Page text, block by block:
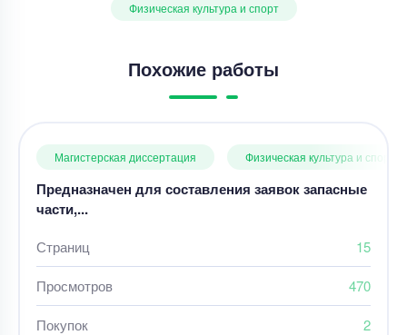
Физическая культура и спорт
Похожие работы
Магистерская диссертация Физическая культура и спорт
Предназначен для составления заявок запасные
части,...
Страниц 15
Просмотров 470
Покупок 2